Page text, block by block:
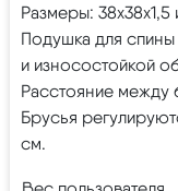
Размеры: 38х38х1,5
Подушка для спины
и износостойкой
Расстояние между
Брусья
см.